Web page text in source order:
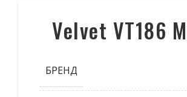
Velvet VT186
БРЕНД